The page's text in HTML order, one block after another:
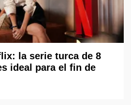
la serie turca de 8
ideal para el fin de